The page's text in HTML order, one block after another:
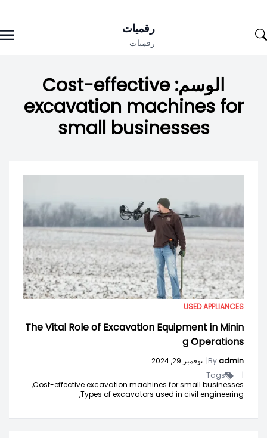
to
رقميات
رقميات
الوسم:Cost-effective
excavation machines for
small businesses
USED APPLIANCES
The Vital Role of Excavation Equipment in Minin
g Operations
Byadmin
| نوفمبر 29, 2024
|
Tags -
Cost-effective excavation machines for small businesses,
Types of excavators used in civil engineering,